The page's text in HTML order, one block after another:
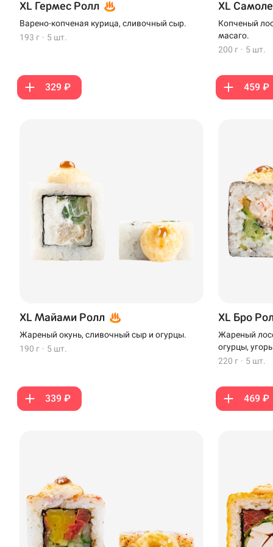
XL Гермес Ролл
Варено-копченая курица, сливочный сыр.
193 г · 5 шт.
329 ₽
XL
Копченый
масаго.
200 г · 5 шт.
459 ₽
XL Майами Ролл
Жареный окунь, сливочный сыр и огурцы.
190 г · 5 шт.
339 ₽
XL Бро
Жареный
огурцы,
220 г · 5 шт.
469 ₽